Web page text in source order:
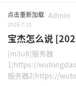
点击重新加载 Admin
2026-7-31
宝杰怎么说
[m3u8]服务器
1|https://
服务器2|https://